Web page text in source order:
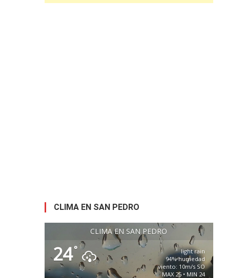
CLIMA EN SAN PEDRO
CLIMA EN SAN PEDRO
24°
light rain
94% humedad
viento: 10m/s SO
MAX 25 • MIN 24